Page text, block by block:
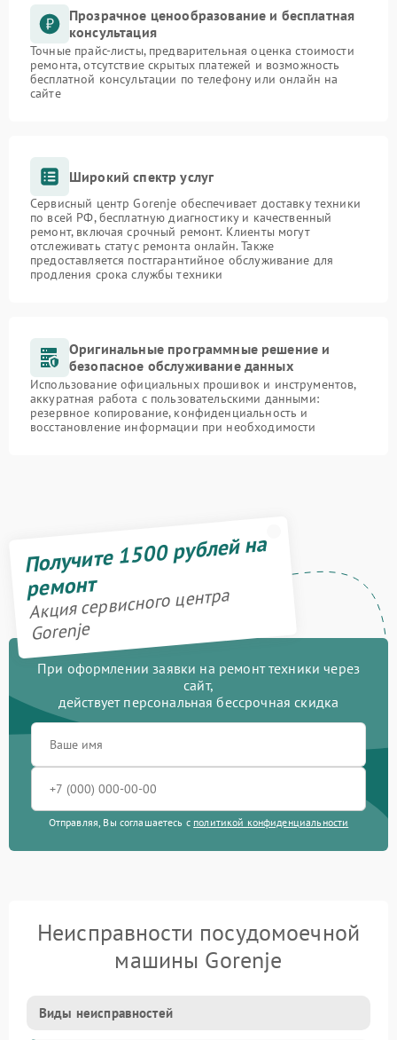
Прозрачное ценообразование и бесплатная
консультация
Точные прайс-листы, предварительная оценка стоимости
ремонта, отсутствие скрытых платежей и возможность
бесплатной консультации по телефону или онлайн на
сайте
Широкий спектр услуг
Сервисный центр Gorenje обеспечивает доставку техники
по всей РФ, бесплатную диагностику и качественный
ремонт, включая срочный ремонт. Клиенты могут
отслеживать статус ремонта онлайн. Также
предоставляется постгарантийное обслуживание для
продления срока службы техники
Оригинальные программные решение и
безопасное обслуживание данных
Использование официальных прошивок и инструментов,
аккуратная работа с пользовательскими данными:
резервное копирование, конфиденциальность и
восстановление информации при необходимости
Получите 1500 рублей на
ремонт
Акция сервисного центра
Gorenje
При оформлении заявки на ремонт техники через
сайт,
действует персональная бессрочная скидка
Отправляя, Вы соглашаетесь с политикой конфиденциальности
Неисправности посудомоечной
машины Gorenje
Виды неисправностей